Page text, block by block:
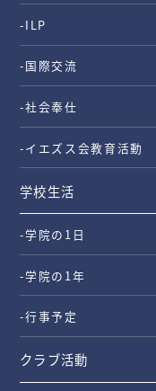
-ILP
-国際交流
-社会奉仕
-イエズス会教育活動
学校生活
-学院の1日
-学院の1年
-行事予定
クラブ活動